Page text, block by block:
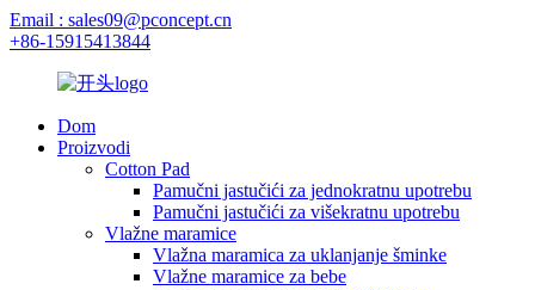
Email : sales09@pconcept.cn
+86-15915413844
Dom
Proizvodi
Cotton Pad
Pamučni jastučići za jednokratnu upotrebu
Pamučni jastučići za višekratnu upotrebu
Vlažne maramice
Vlažna maramica za uklanjanje šminke
Vlažne maramice za bebe